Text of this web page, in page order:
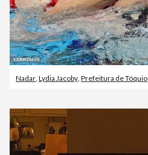
Nadar, Lydia Jacoby, Prefeitura de Tóquio